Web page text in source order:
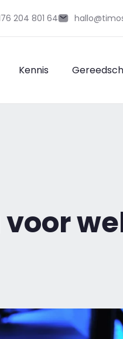
204 801 64
Kennis